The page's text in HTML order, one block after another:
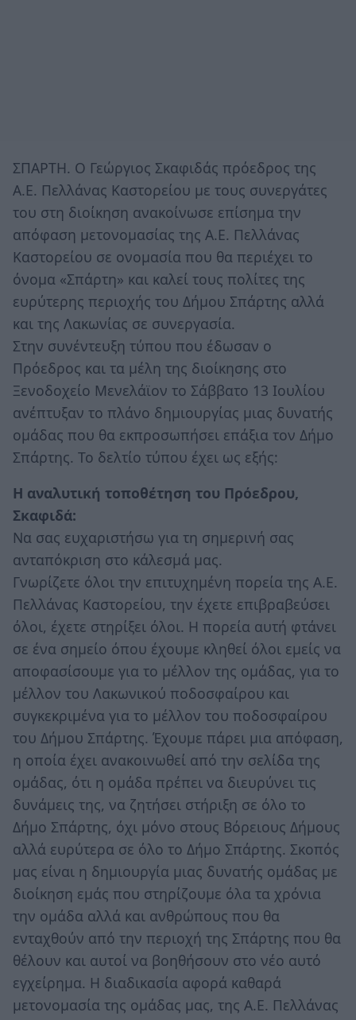
ΣΠΑΡΤΗ. Ο Γεώργιος Σκαφιδάς πρόεδρος της
Α.Ε. Πελλάνας Καστορείου με τους συνεργάτες
του στη διοίκηση ανακοίνωσε επίσημα την
απόφαση μετονομασίας της Α.Ε. Πελλάνας
Καστορείου σε ονομασία που θα περιέχει το
όνομα «Σπάρτη» και καλεί τους πολίτες της
ευρύτερης περιοχής του Δήμου Σπάρτης αλλά
και της Λακωνίας σε συνεργασία.
Στην συνέντευξη τύπου που έδωσαν ο
Πρόεδρος και τα μέλη της διοίκησης στο
Ξενοδοχείο Μενελάϊον το Σάββατο 13 Ιουλίου
ανέπτυξαν το πλάνο δημιουργίας μιας δυνατής
ομάδας που θα εκπροσωπήσει επάξια τον Δήμο
Σπάρτης. Το δελτίο τύπου έχει ως εξής:
H αναλυτική τοποθέτηση του Πρόεδρου,
Σκαφιδά:
Να σας ευχαριστήσω για τη σημερινή σας
ανταπόκριση στο κάλεσμά μας.
Γνωρίζετε όλοι την επιτυχημένη πορεία της Α.Ε.
Πελλάνας Καστορείου, την έχετε επιβραβεύσει
όλοι, έχετε στηρίξει όλοι. Η πορεία αυτή φτάνει
σε ένα σημείο όπου έχουμε κληθεί όλοι εμείς να
αποφασίσουμε για το μέλλον της ομάδας, για το
μέλλον του Λακωνικού ποδοσφαίρου και
συγκεκριμένα για το μέλλον του ποδοσφαίρου
του Δήμου Σπάρτης. Έχουμε πάρει μια απόφαση,
η οποία έχει ανακοινωθεί από την σελίδα της
ομάδας, ότι η ομάδα πρέπει να διευρύνει τις
δυνάμεις της, να ζητήσει στήριξη σε όλο το
Δήμο Σπάρτης, όχι μόνο στους Βόρειους Δήμους
αλλά ευρύτερα σε όλο το Δήμο Σπάρτης. Σκοπός
μας είναι η δημιουργία μιας δυνατής ομάδας με
διοίκηση εμάς που στηρίζουμε όλα τα χρόνια
την ομάδα αλλά και ανθρώπους που θα
ενταχθούν από την περιοχή της Σπάρτης που θα
θέλουν και αυτοί να βοηθήσουν στο νέο αυτό
εγχείρημα. Η διαδικασία αφορά καθαρά
μετονομασία της ομάδας μας, της Α.Ε. Πελλάνας